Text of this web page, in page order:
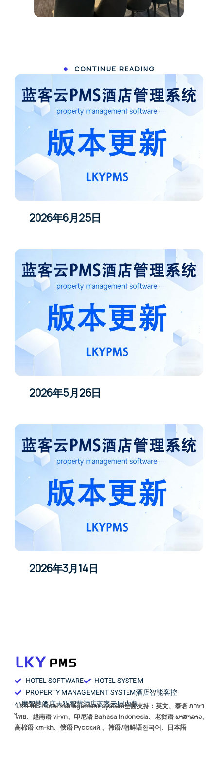
CONTINUE READING
2026年6月25日
2026年5月26日
2026年3月14日
HOTEL SOFTWARE
HOTEL SYSTEM
PROPERTY MANAGEMENT SYSTEM酒店智能客控
小度智慧酒店天猫智慧酒店蓝客云国内版
LKYPMS Hotel management system全面支持：英文、泰语 ภาษา
ไทย、越南语 vi-vn、印尼语 Bahasa Indonesia、老挝语 ພາສາລາວ、
高棉语 km-kh、俄语 Русский 、韩语/朝鲜语한국어、日本語